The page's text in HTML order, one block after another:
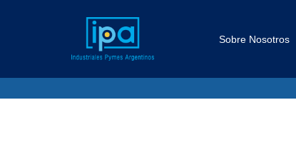
Sobre Nosotros